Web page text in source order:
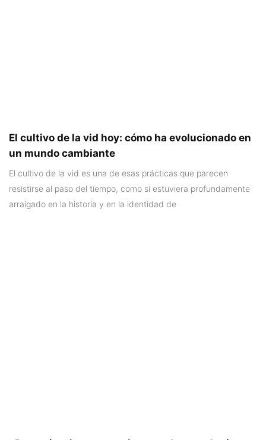
El cultivo de la vid hoy: cómo ha evolucionado en
un mundo cambiante
El cultivo de la vid es una de esas prácticas que parecen
resistirse al paso del tiempo, como si estuviera profundamente
arraigado en la historia y en la identidad de